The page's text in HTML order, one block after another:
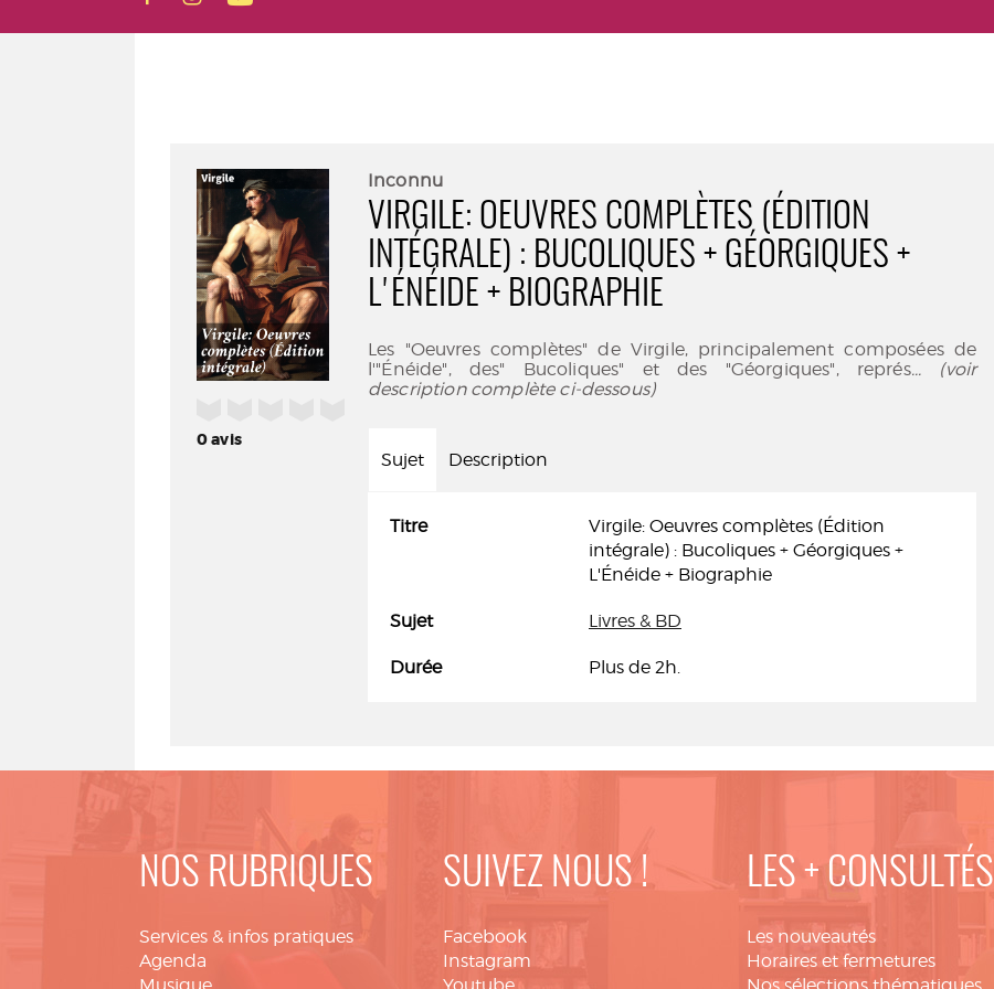
0avis
Inconnu
VIRGILE: OEUVRES COMPLÈTES (ÉDITION
INTÉGRALE) : BUCOLIQUES + GÉORGIQUES +
L'ÉNÉIDE + BIOGRAPHIE
Les "Oeuvres complètes" de Virgile, principalement composées de
l'"Énéide", des" Bucoliques" et des "Géorgiques", représ... (voir
description complète ci-dessous)
Sujet Description
Titre
Virgile: Oeuvres complètes (Édition
intégrale) : Bucoliques + Géorgiques +
L'Énéide + Biographie
Sujet Livres & BD
Durée Plus de 2h.
NOS RUBRIQUES
Services & infos pratiques
Agenda
SUIVEZ NOUS !
Facebook
Instagram
LES + CONSULTÉS
Les nouveautés
Horaires et fermetures